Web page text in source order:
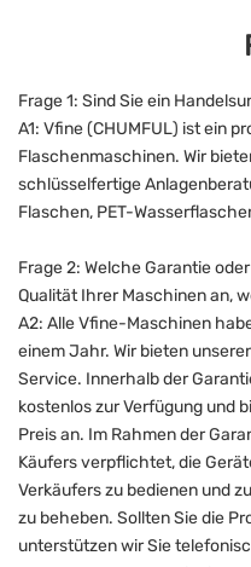
Frage 1: Sind Sie ein
A1: Vfine (CHUMFUL) ist ein
Flaschenmaschinen. Wir
schlüsselfertige
Flaschen, PET-
Frage 2: Welche Garantie
Qualität Ihrer Maschinen an,
A2: Alle Vfine-Maschinen
einem Jahr. Wir bieten
Service. Innerhalb der
kostenlos zur Verfügung und
Preis an. Im Rahmen der
Käufers verpflichtet, die
Verkäufers zu bedienen und
zu beheben. Sollten Sie die
unterstützen wir Sie